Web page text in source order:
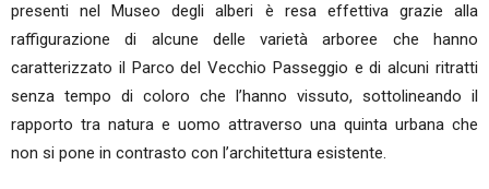
presenti nel Museo degli alberi è resa effettiva grazie alla
raffigurazione di alcune delle varietà arboree che hanno
caratterizzato il Parco del Vecchio Passeggio e di alcuni ritratti
senza tempo di coloro che l’hanno vissuto, sottolineando il
rapporto tra natura e uomo attraverso una quinta urbana che
non si pone in contrasto con l’architettura esistente.